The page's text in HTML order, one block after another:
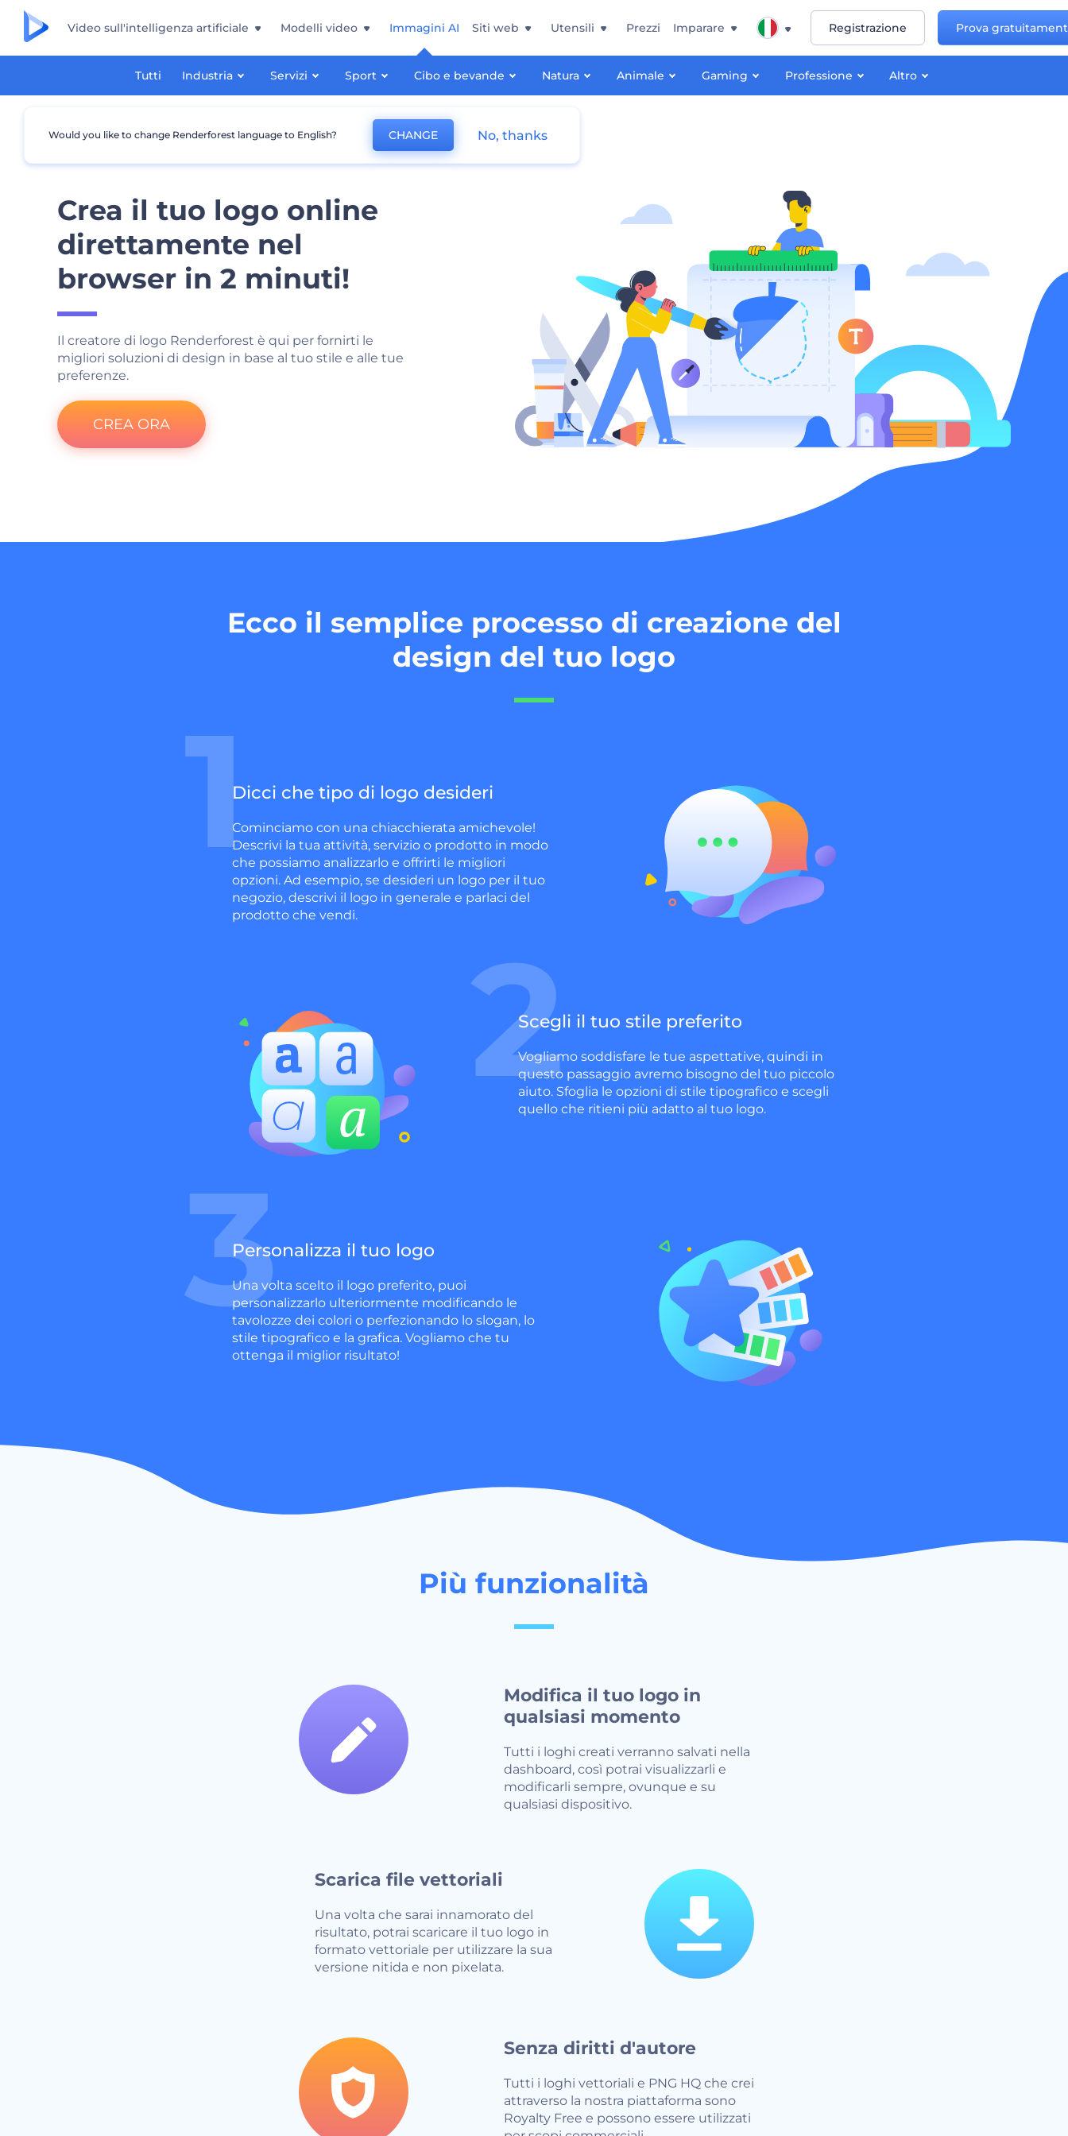
Video sull'intelligenza artificiale Modelli video Immagini AI
Tutti Industria Servizi Sport Cibo e bevande Natura Animale Gaming Professione Altro
Siti web Utensili Prezzi Imparare Registrazione Prova
Crea il tuo logo online
direttamente nel
browser in 2 minuti!
Il creatore di logo Renderforest è qui per fornirti le
migliori soluzioni di design in base al tuo stile e alle tue
preferenze.
CREA ORA
Ecco il semplice processo di creazione del
design del tuo logo
1Dicci che tipo di logo desideri
Cominciamo con una chiacchierata amichevole!
Descrivi la tua attività, servizio o prodotto in modo
che possiamo analizzarlo e offrirti le migliori
opzioni. Ad esempio, se desideri un logo per il tuo
negozio, descrivi il logo in generale e parlaci del
prodotto che vendi.
2Scegli il tuo stile preferito
Vogliamo soddisfare le tue aspettative, quindi in
questo passaggio avremo bisogno del tuo piccolo
aiuto. Sfoglia le opzioni di stile tipografico e scegli
quello che ritieni più adatto al tuo logo.
3Personalizza il tuo logo
Una volta scelto il logo preferito, puoi
personalizzarlo ulteriormente modificando le
tavolozze dei colori o perfezionando lo slogan, lo
stile tipografico e la grafica. Vogliamo che tu
ottenga il miglior risultato!
Più funzionalità
Modifica il tuo logo in
qualsiasi momento
Tutti i loghi creati verranno salvati nella
dashboard, così potrai visualizzarli e
modificarli sempre, ovunque e su
qualsiasi dispositivo.
Scarica file vettoriali
Una volta che sarai innamorato del
risultato, potrai scaricare il tuo logo in
formato vettoriale per utilizzare la sua
versione nitida e non pixelata.
Senza diritti d'autore
Tutti i loghi vettoriali e PNG HQ che crei
attraverso la nostra piattaforma sono
Royalty Free e possono essere utilizzati
Would you like to change Renderforest language to English? CHANGE No, thanks